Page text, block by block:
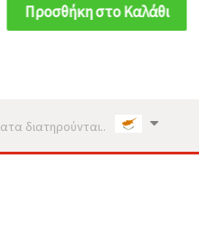
Προσθήκη στο Καλάθι
διατηρούνται..